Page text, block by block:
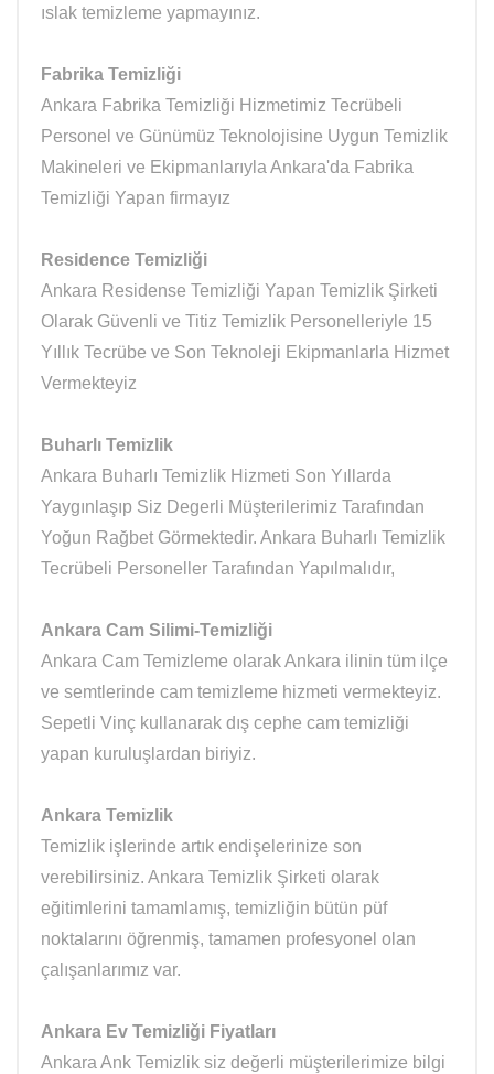
ıslak temizleme yapmayınız.
Fabrika Temizliği
Ankara Fabrika Temizliği Hizmetimiz Tecrübeli
Personel ve Günümüz Teknolojisine Uygun Temizlik
Makineleri ve Ekipmanlarıyla Ankara'da Fabrika
Temizliği Yapan firmayız
Residence Temizliği
Ankara Residense Temizliği Yapan Temizlik Şirketi
Olarak Güvenli ve Titiz Temizlik Personelleriyle 15
Yıllık Tecrübe ve Son Teknoleji Ekipmanlarla Hizmet
Vermekteyiz
Buharlı Temizlik
Ankara Buharlı Temizlik Hizmeti Son Yıllarda
Yaygınlaşıp Siz Degerli Müşterilerimiz Tarafından
Yoğun Rağbet Görmektedir. Ankara Buharlı Temizlik
Tecrübeli Personeller Tarafından Yapılmalıdır,
Ankara Cam Silimi-Temizliği
Ankara Cam Temizleme olarak Ankara ilinin tüm ilçe
ve semtlerinde cam temizleme hizmeti vermekteyiz.
Sepetli Vinç kullanarak dış cephe cam temizliği
yapan kuruluşlardan biriyiz.
Ankara Temizlik
Temizlik işlerinde artık endişelerinize son
verebilirsiniz. Ankara Temizlik Şirketi olarak
eğitimlerini tamamlamış, temizliğin bütün püf
noktalarını öğrenmiş, tamamen profesyonel olan
çalışanlarımız var.
Ankara Ev Temizliği Fiyatları
Ankara Ank Temizlik siz değerli müşterilerimize bilgi